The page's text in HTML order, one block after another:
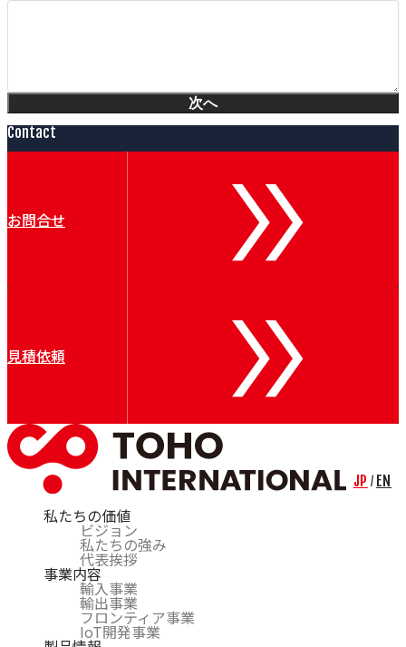
Witechs
ピュアオンジャパン
Magnetic Technologies
Mobac
CERSA-MCI
Lian
次へ
Contact
お問合せ
見積依頼
私たちの価値
ビジョン
私たちの強み
代表挨拶
事業内容
輸入事業
輸出事業
フロンティア事業
IoT開発事業
JP / EN